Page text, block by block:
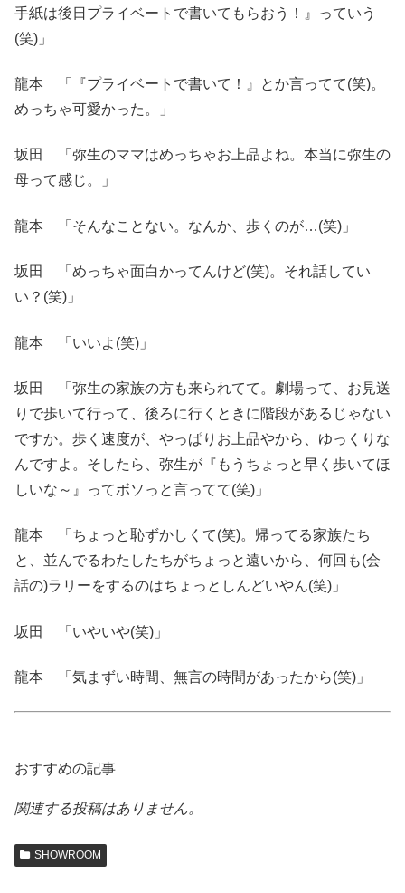
手紙は後日プライベートで書いてもらおう！』っていう
(笑)」
龍本 「『プライベートで書いて！』とか言ってて(笑)。
めっちゃ可愛かった。」
坂田 「弥生のママはめっちゃお上品よね。本当に弥生の
母って感じ。」
龍本 「そんなことない。なんか、歩くのが…(笑)」
坂田 「めっちゃ面白かってんけど(笑)。それ話してい
い？(笑)」
龍本 「いいよ(笑)」
坂田 「弥生の家族の方も来られてて。劇場って、お見送
りで歩いて行って、後ろに行くときに階段があるじゃない
ですか。歩く速度が、やっぱりお上品やから、ゆっくりな
んですよ。そしたら、弥生が『もうちょっと早く歩いてほ
しいな～』ってボソっと言ってて(笑)」
龍本 「ちょっと恥ずかしくて(笑)。帰ってる家族たち
と、並んでるわたしたちがちょっと遠いから、何回も(会
話の)ラリーをするのはちょっとしんどいやん(笑)」
坂田 「いやいや(笑)」
龍本 「気まずい時間、無言の時間があったから(笑)」
おすすめの記事
関連する投稿はありません。
SHOWROOM